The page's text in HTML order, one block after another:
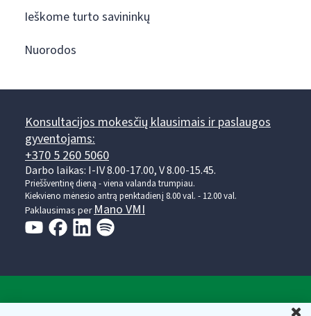
Ieškome turto savininkų
Nuorodos
Konsultacijos mokesčių klausimais ir paslaugos
gyventojams:
+370 5 260 5060
Darbo laikas: I-IV 8.00-17.00, V 8.00-15.45.
Prieššventinę dieną - viena valanda trumpiau.
Kiekvieno mėnesio antrą penktadienį 8.00 val. - 12.00 val.
Paklausimas per Mano VMI